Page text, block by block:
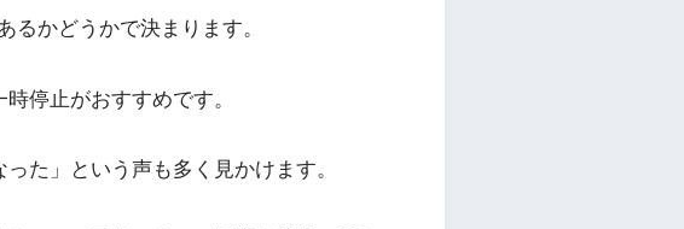
るかどうかで決まります。
停止がおすすめです。
た」という声も多く見かけます。